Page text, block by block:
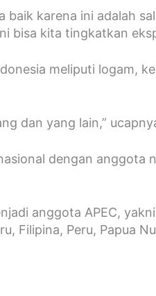
baik karena ini adalah
bisa kita tingkatkan
meliputi logam,
dan yang lain,”
dengan
anggota APEC,
Filipina, Peru, Papua